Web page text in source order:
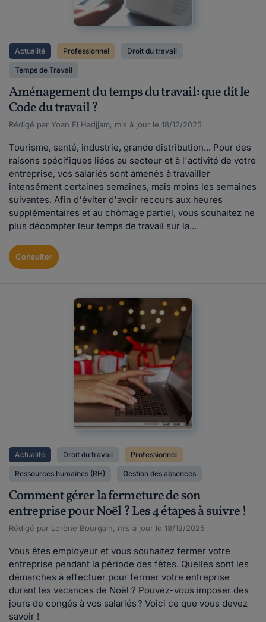
Actualité Professionnel Droit du travail
Temps de Travail
Aménagement du temps du travail : que dit le
Code du travail ?
Rédigé par Yoan El Hadjjam, mis à jour le 18/12/2025
Tourisme, santé, industrie, grande distribution... Pour des
raisons spécifiques liées au secteur et à l'activité de votre
entreprise, vos salariés sont amenés à travailler
intensément certaines semaines, mais moins les semaines
suivantes. Afin d'éviter d'avoir recours aux heures
supplémentaires et au chômage partiel, vous souhaitez ne
plus décompter leur temps de travail sur la...
Consulter
Actualité Droit du travail Professionnel
Ressources humaines (RH) Gestion des absences
Comment gérer la fermeture de son
entreprise pour Noël ? Les 4 étapes à suivre !
Rédigé par Lorène Bourgain, mis à jour le 18/12/2025
Vous êtes employeur et vous souhaitez fermer votre
entreprise pendant la période des fêtes. Quelles sont les
démarches à effectuer pour fermer votre entreprise
durant les vacances de Noël ? Pouvez-vous imposer des
jours de congés à vos salariés ? Voici ce que vous devez
savoir !